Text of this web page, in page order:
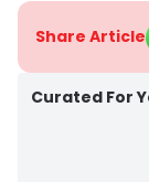
Share Article
Curated For